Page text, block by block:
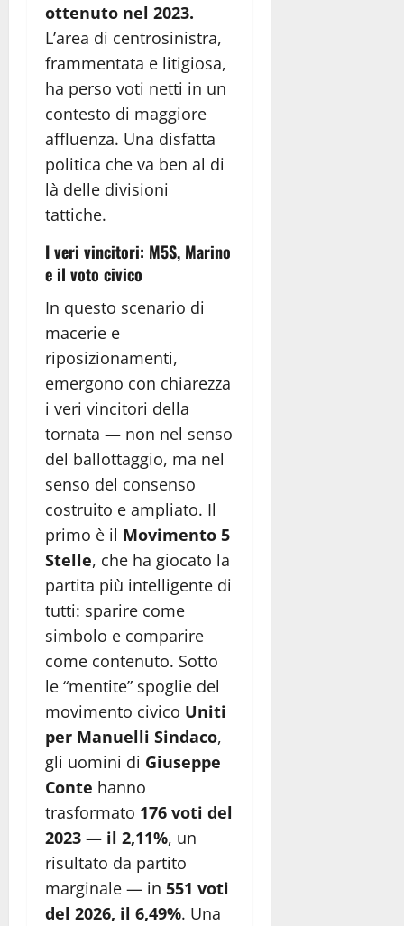
ottenuto nel 2023.
L’area di centrosinistra,
frammentata e litigiosa,
ha perso voti netti in un
contesto di maggiore
affluenza. Una disfatta
politica che va ben al di
là delle divisioni
tattiche.
I veri vincitori: M5S, Marino
e il voto civico
In questo scenario di
macerie e
riposizionamenti,
emergono con chiarezza
i veri vincitori della
tornata — non nel senso
del ballottaggio, ma nel
senso del consenso
costruito e ampliato. Il
primo è il Movimento 5
Stelle, che ha giocato la
partita più intelligente di
tutti: sparire come
simbolo e comparire
come contenuto. Sotto
le “mentite” spoglie del
movimento civico Uniti
per Manuelli Sindaco,
gli uomini di Giuseppe
Conte hanno
trasformato 176 voti del
2023 — il 2,11%, un
risultato da partito
marginale — in 551 voti
del 2026, il 6,49%. Una